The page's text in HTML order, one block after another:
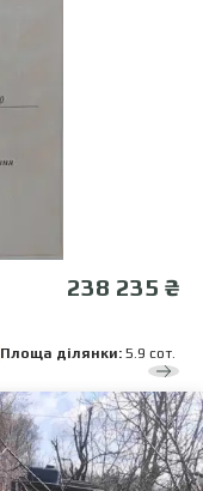
238 235 ₴
Площа ділянки: 5.9 сот.